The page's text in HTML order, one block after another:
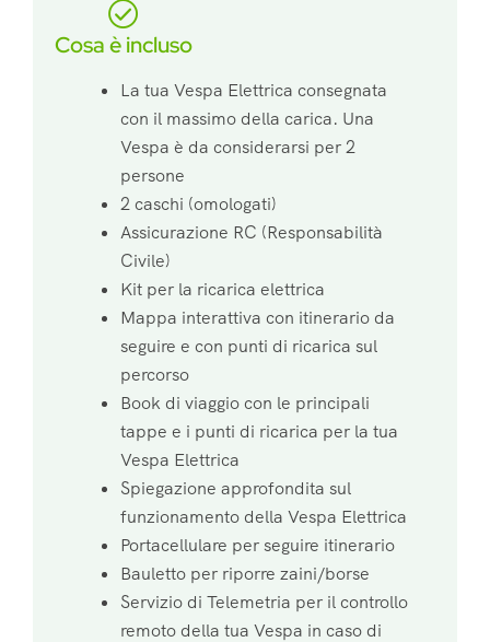
Cosa è incluso
La tua Vespa Elettrica consegnata
con il massimo della carica. Una
Vespa è da considerarsi per 2
persone
2 caschi (omologati)
Assicurazione RC (Responsabilità
Civile)
Kit per la ricarica elettrica
Mappa interattiva con itinerario da
seguire e con punti di ricarica sul
percorso
Book di viaggio con le principali
tappe e i punti di ricarica per la tua
Vespa Elettrica
Spiegazione approfondita sul
funzionamento della Vespa Elettrica
Portacellulare per seguire itinerario
Bauletto per riporre zaini/borse
Servizio di Telemetria per il controllo
remoto della tua Vespa in caso di